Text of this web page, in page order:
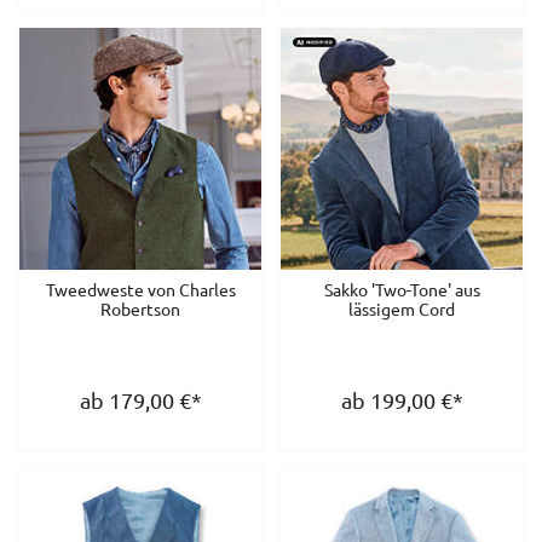
Tweedweste von Charles
Robertson
ab 179,00€*
Sakko 'Two-Tone' aus
lässigem Cord
ab 199,00€*